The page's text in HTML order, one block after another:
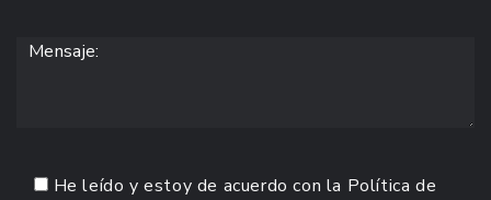
He leído y estoy de acuerdo con la Política de